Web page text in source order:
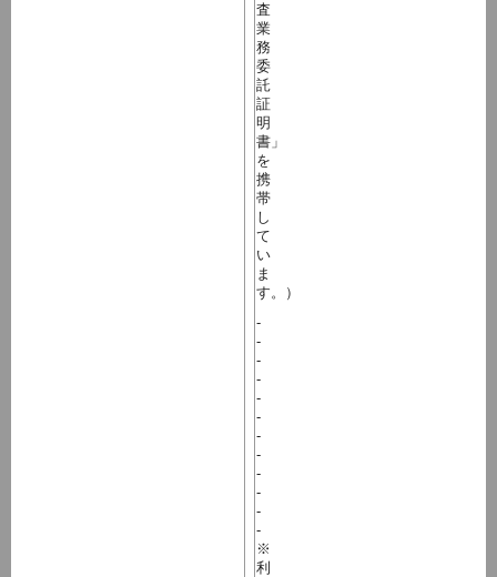
査
業
務
委
託
証
明
書」
を
携
帯
し
て
い
ま
す。）
-
-
-
-
-
-
-
-
-
-
-
-
※
利